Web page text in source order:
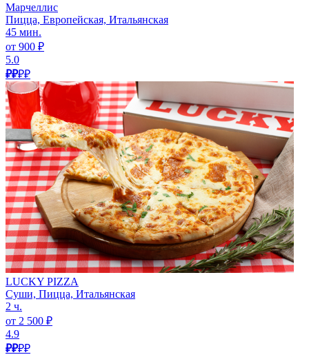
Марчеллис
Пицца, Европейская, Итальянская
45 мин.
от 900 ₽
5.0
₽₽₽₽
LUCKY PIZZA
Суши, Пицца, Итальянская
2 ч.
от 2 500 ₽
4.9
₽₽₽₽